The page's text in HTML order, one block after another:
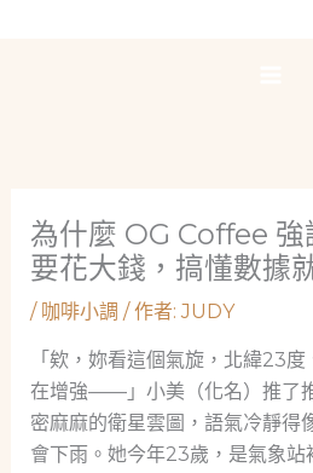
為什麼 OG Coffee
要花大錢，搞懂數據
/ 咖啡小調 / 作者:JUDY
「欸，妳看這個氣旋，北緯23
在增強——」小美（化名）推了
密麻麻的衛星雲圖，語氣冷靜得
會下雨。她今年23歲，是氣象